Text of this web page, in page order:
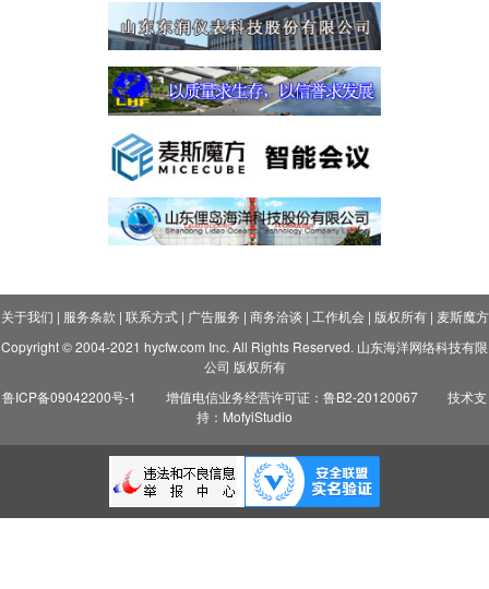
关于我们 | 服务条款 | 联系方式| 广告服务 | 商务洽谈 | 工作机会| 版权所有| 麦斯魔方
Copyright © 2004-2021 hycfw.com Inc. All Rights Reserved. 山东海洋网络科技有限
公司 版权所有
鲁ICP备09042200号-1
增值电信业务经营许可证：鲁B2-20120067
技术支
持：MofyiStudio